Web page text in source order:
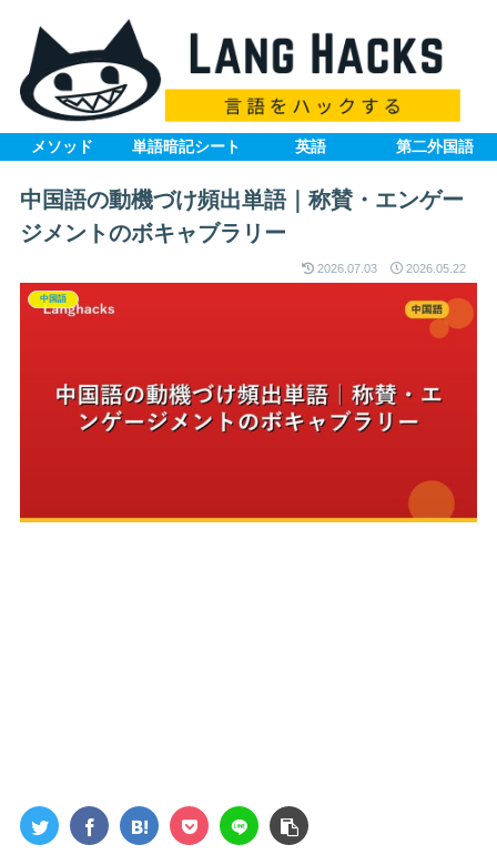
メソッド 単語暗記シート 英語 第二外国語
中国語の動機づけ頻出単語｜称賛・エンゲー
ジメントのボキャブラリー
2026.07.03 2026.05.22
中国語